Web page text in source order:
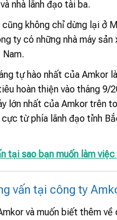
nhà lãnh đạo tài ba.
không chỉ dừng lại ở
ty có những nhà máy
tự hào nhất của Amkor
hoàn thiện vào tháng
lớn nhất của Amkor trên
từ phía lãnh đạo tỉnh
tại sao bạn muốn làm việc
vấn tại công ty
và muốn biết thêm